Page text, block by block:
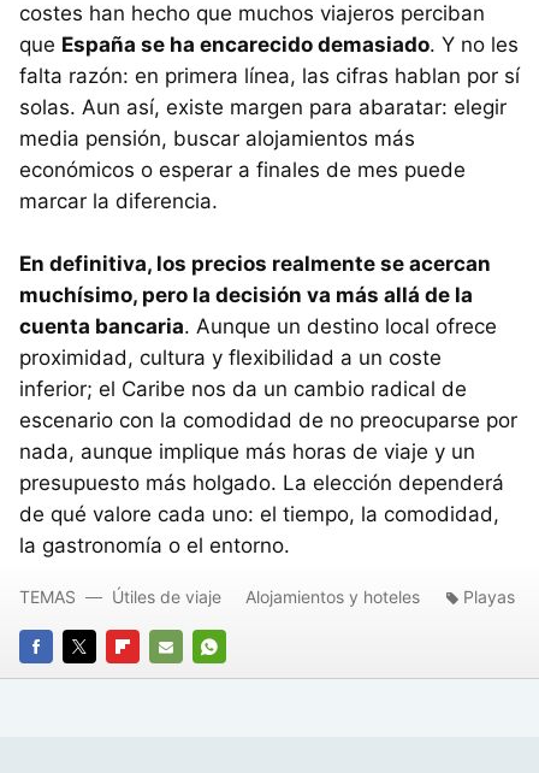
costes han hecho que muchos viajeros perciban
que España se ha encarecido demasiado. Y no les
falta razón: en primera línea, las cifras hablan por sí
solas. Aun así, existe margen para abaratar: elegir
media pensión, buscar alojamientos más
económicos o esperar a finales de mes puede
marcar la diferencia.
En definitiva, los precios realmente se acercan
muchísimo, pero la decisión va más allá de la
cuenta bancaria. Aunque un destino local ofrece
proximidad, cultura y flexibilidad a un coste
inferior; el Caribe nos da un cambio radical de
escenario con la comodidad de no preocuparse por
nada, aunque implique más horas de viaje y un
presupuesto más holgado. La elección dependerá
de qué valore cada uno: el tiempo, la comodidad,
la gastronomía o el entorno.
FACEBOOK
TWITTERFLIPBOARD
E-
WHATSAPP
TEMAS Útiles de viaje Alojamientos y hoteles Playas